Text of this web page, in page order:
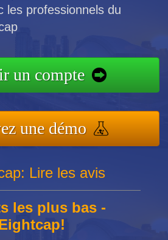
les professionnels du
un compte
une démo
Lire les avis
les plus bas -